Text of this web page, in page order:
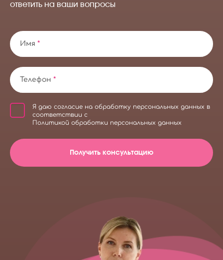
ответить на ваши вопросы
Имя *
Телефон *
Я даю согласие на обработку персональных данных в
соответствии с
Политикой обработки персональных данных